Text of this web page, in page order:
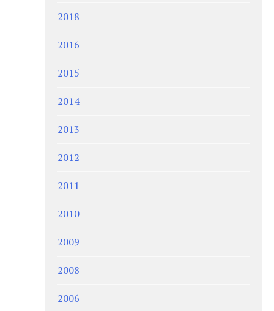
2018
2016
2015
2014
2013
2012
2011
2010
2009
2008
2006